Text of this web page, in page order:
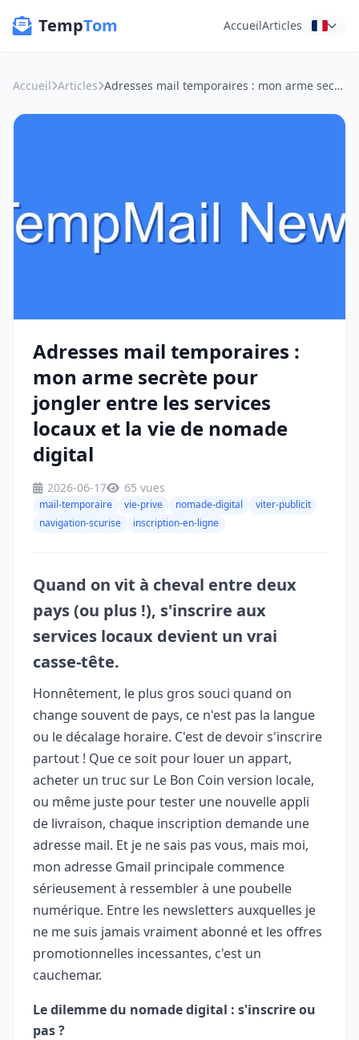
TempTom AccueilArticles
Accueil Articles Adresses mail temporaires : mon arme secrète pour jongler entre les services locaux et la vie de nomade digital
Adresses mail temporaires :
mon arme secrète pour
jongler entre les services
locaux et la vie de nomade
digital
2026-06-17 65 vues
mail-temporaire vie-prive nomade-digital
viter-publicit
navigation-scurise
inscription-en-ligne
Quand on vit à cheval entre deux
pays (ou plus !), s'inscrire aux
services locaux devient un vrai
casse-tête.
Honnêtement, le plus gros souci quand on
change souvent de pays, ce n'est pas la langue
ou le décalage horaire. C'est de devoir s'inscrire
partout ! Que ce soit pour louer un appart,
acheter un truc sur Le Bon Coin version locale,
ou même juste pour tester une nouvelle appli
de livraison, chaque inscription demande une
adresse mail. Et je ne sais pas vous, mais moi,
mon adresse Gmail principale commence
sérieusement à ressembler à une poubelle
numérique. Entre les newsletters auxquelles je
ne me suis jamais vraiment abonné et les offres
promotionnelles incessantes, c'est un
cauchemar.
Le dilemme du nomade digital : s'inscrire ou
pas ?